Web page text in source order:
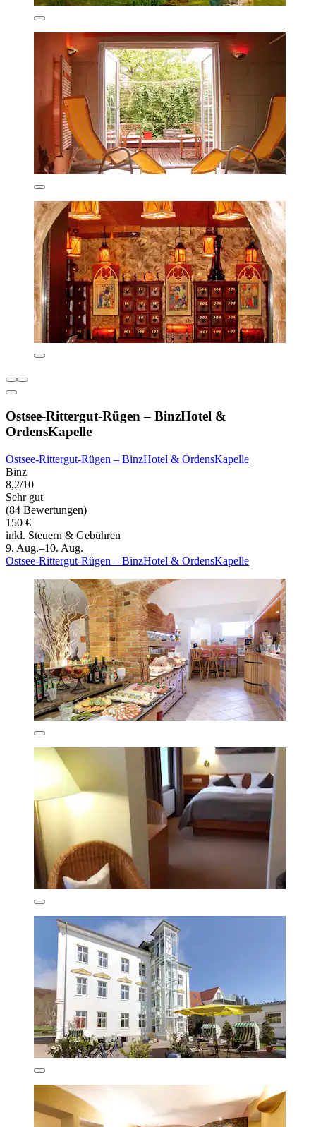
Ostsee-Rittergut-Rügen – BinzHotel &
OrdensKapelle
Ostsee-Rittergut-Rügen – BinzHotel & OrdensKapelle
Binz
8,2/10
Sehr gut
(84 Bewertungen)
150 €
inkl. Steuern & Gebühren
9. Aug.–10. Aug.
Ostsee-Rittergut-Rügen – BinzHotel & OrdensKapelle